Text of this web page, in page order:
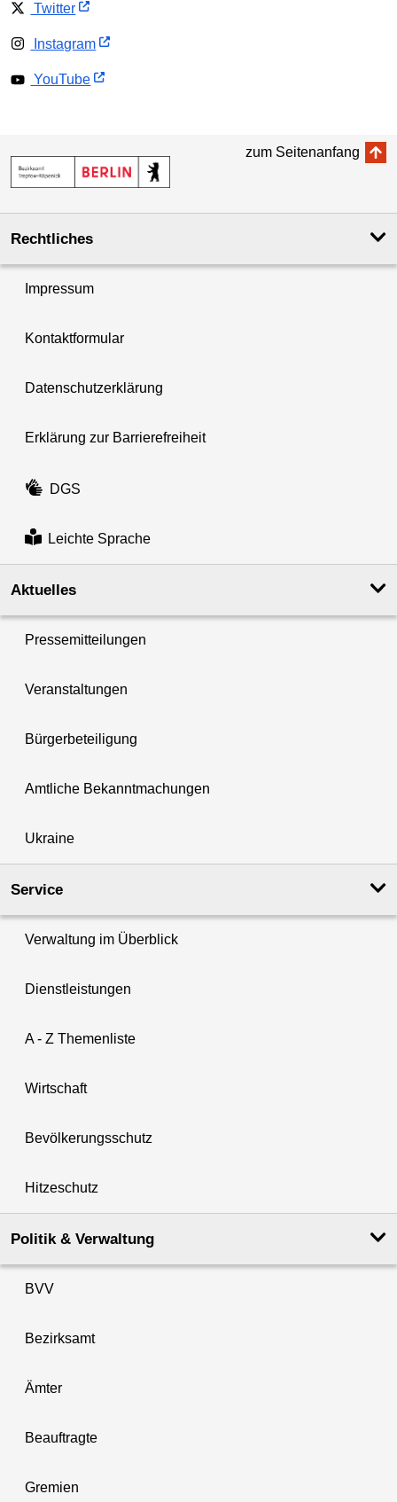
Twitter
Instagram
YouTube
zum Seitenanfang
Rechtliches
Impressum
Kontaktformular
Datenschutzerklärung
Erklärung zur Barrierefreiheit
DGS
Leichte Sprache
Aktuelles
Pressemitteilungen
Veranstaltungen
Bürgerbeteiligung
Amtliche Bekanntmachungen
Ukraine
Service
Verwaltung im Überblick
Dienstleistungen
A - Z Themenliste
Wirtschaft
Bevölkerungsschutz
Hitzeschutz
Politik & Verwaltung
BVV
Bezirksamt
Ämter
Beauftragte
Gremien